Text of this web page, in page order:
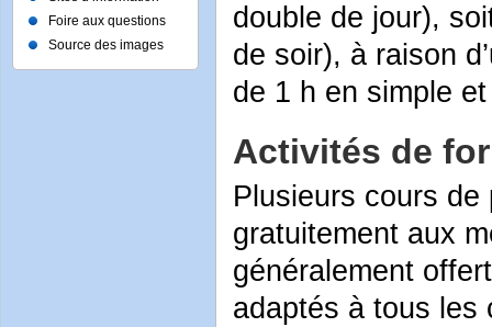
double de jour),
de soir), à raison
de 1 h en simple
Activités de
Plusieurs cours
gratuitement aux
généralement
adaptés à tous les
Foire aux questions
Source des images